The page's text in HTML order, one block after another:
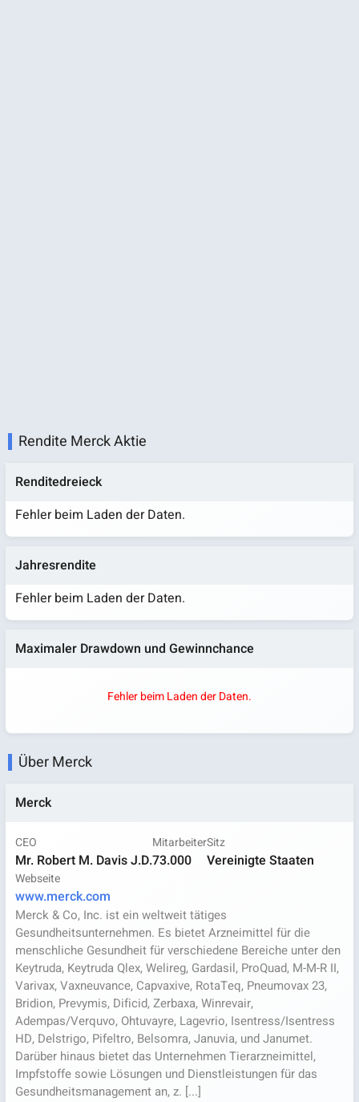
Rendite Merck Aktie
Renditedreieck
Fehler beim Laden der Daten.
Jahresrendite
Fehler beim Laden der Daten.
Maximaler Drawdown und Gewinnchance
Fehler beim Laden der Daten.
Über Merck
Merck
CEO
Mr. Robert M. Davis J.D.
Mitarbeiter
73.000
Sitz
Vereinigte Staaten
Webseite
www.merck.com
Merck & Co, Inc. ist ein weltweit tätiges
Gesundheitsunternehmen. Es bietet Arzneimittel für die
menschliche Gesundheit für verschiedene Bereiche unter den
Keytruda, Keytruda Qlex, Welireg, Gardasil, ProQuad, M-M-R II,
Varivax, Vaxneuvance, Capvaxive, RotaTeq, Pneumovax 23,
Bridion, Prevymis, Dificid, Zerbaxa, Winrevair,
Adempas/Verquvo, Ohtuvayre, Lagevrio, Isentress/Isentress
HD, Delstrigo, Pifeltro, Belsomra, Januvia, und Janumet.
Darüber hinaus bietet das Unternehmen Tierarzneimittel,
Impfstoffe sowie Lösungen und Dienstleistungen für das
Gesundheitsmanagement an, z. [...]